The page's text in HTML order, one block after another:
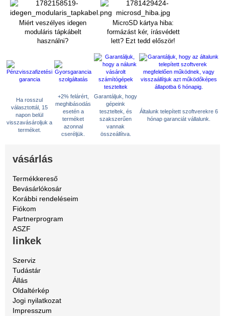
Miért veszélyes idegen
moduláris tápkábelt
használni?
MicroSD kártya hiba:
formázást kér, írásvédett
lett? Ezt tedd először!
Ha rosszul
választottál, 15
napon belül
visszavásároljuk a
terméket.
+2% felárért,
meghibásodás
esetén a
terméket
azonnal
cseréljük.
Garantáljuk, hogy
gépeink
teszteltek, és
szakszerűen
vannak
összeállítva.
Általunk telepített szoftverekre 6
hónap garanciát vállalunk.
vásárlás
Termékkereső
Bevásárlókosár
Korábbi rendeléseim
Fiókom
Partnerprogram
ASZF
linkek
Szerviz
Tudástár
Állás
Oldaltérkép
Jogi nyilatkozat
Impresszum